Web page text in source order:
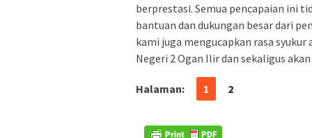
berprestasi. Semua pencapaian ini
bantuan dan dukungan besar dari
kami juga mengucapkan rasa
Negeri 2 Ogan Ilir dan sekaligus
Halaman: 1 2